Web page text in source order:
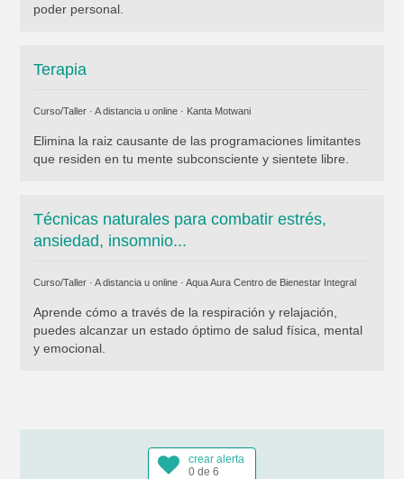
poder personal.
Terapia
Curso/Taller · A distancia u online · Kanta Motwani
Elimina la raiz causante de las programaciones limitantes
que residen en tu mente subconsciente y sientete libre.
Técnicas naturales para combatir estrés,
ansiedad, insomnio...
Curso/Taller · A distancia u online · Aqua Aura Centro de Bienestar Integral
Aprende cómo a través de la respiración y relajación,
puedes alcanzar un estado óptimo de salud física, mental
y emocional.
crear alerta
0 de 6